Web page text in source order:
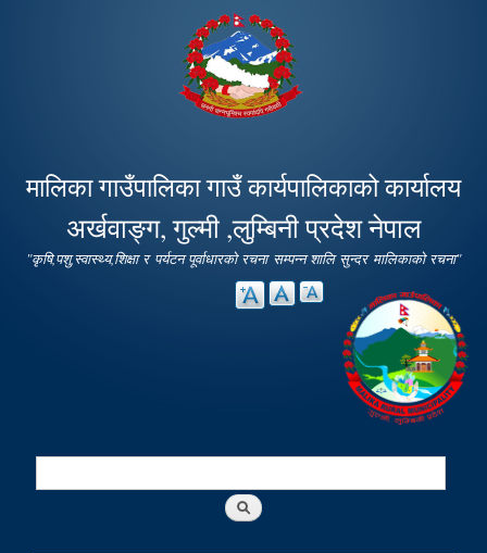
main
content
मालिका गाउँपालिका गाउँ कार्यपालिकाको कार्यालय
अर्खवाङ्ग, गुल्मी ,लुम्बिनी प्रदेश नेपाल
"कृषि,पशु,स्वास्थ्य,शिक्षा र पर्यटन पूर्वाधारको रचना सम्पन्न शालि सुन्दर मालिकाको रचना"
Search